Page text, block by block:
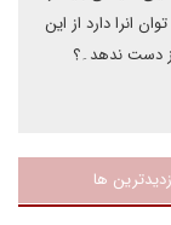
انرا دارد از این
دست ندهد۔؟
ها